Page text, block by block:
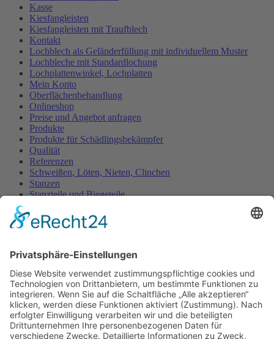
Kasse
Kiesfangleisten
Kiesfangleisten mit Traufblech
Kontakt
Lochblech als Geländerfüllung mit individuellem Muster
Lochbleche mit Standardlochung
Lochplattenwinkel, Lochplatten
Mein Konto
Oberflächenbehandlung
Onlineshop
Preise und Angebot anfragen
Produkte
Produkte für Schädlingsbekämpfer
Qualität
Referenzen
Schweißen, Löten, Nieten, Clinchen
Stanzen
Stanzteile und Biegeteile
Steinmetzbedarf
Teile für Industrieverpackungen
Treppenstufen für Spindeltreppen
Übersicht (Material / Füllungen / RAL)
Warenkorb
Winkel nach Ihren Maßen – für alle Branchen
Wir über uns
Zackenleisten als Übersteigschutz
Häufig gestellte Fragen zu Kiesfangleisten
Häufige Fragen zu individuellen Lochblechen